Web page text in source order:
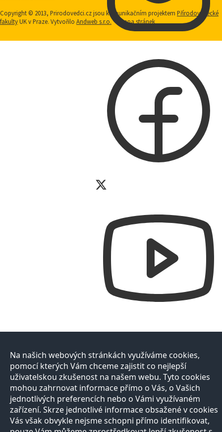
Copyright © 2013, Prirodovedci.cz jsou komunikačním projektem Přírodovědecké
fakultyUK v Praze. Vytvořilo Andweb s.r.o. Mapa stránek
Na našich webových stránkách využíváme cookies,
pomocí kterých Vám chceme zajistit co nejlepší
uživatelskou zkušenost na našem webu. Tyto cookies
mohou zahrnovat informace přímo o Vás, o Vašich
jednotlivých preferencích nebo o Vámi využívaném
zařízení. Skrze jednotlivé informace obsažené v cookies
Vás však obvykle nejsme schopni přímo identifikovat,